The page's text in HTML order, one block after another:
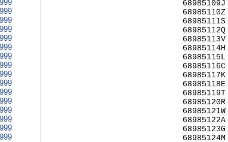
68985109J
68985110Z
68985111S
68985112Q
68985113V
68985114H
68985115L
68985116C
68985117K
68985118E
68985119T
68985120R
68985121W
68985122A
68985123G
68985124M